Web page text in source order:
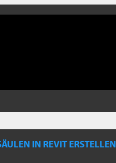
IN REVIT ERSTELLEN